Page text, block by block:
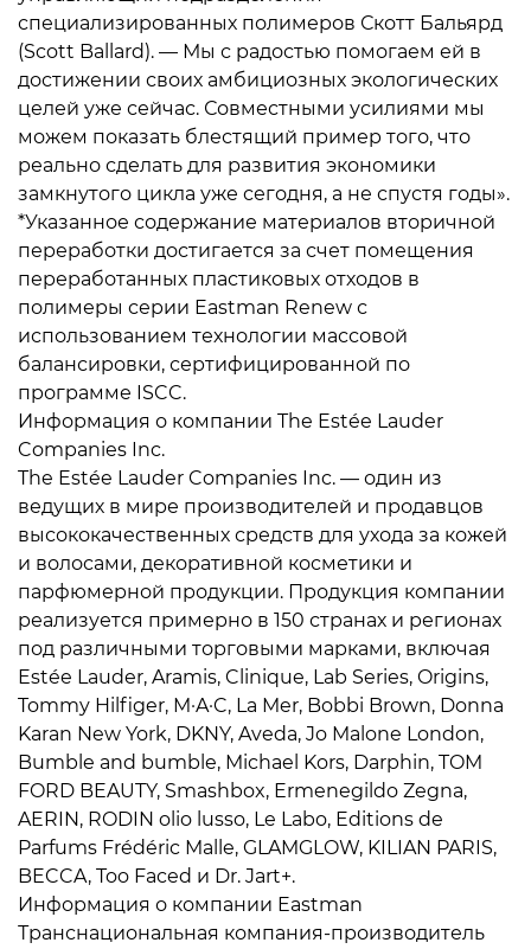
специализированных полимеров Скотт Бальярд
(Scott Ballard). — Мы с радостью помогаем ей в
достижении своих амбициозных экологических
целей уже сейчас. Совместными усилиями мы
можем показать блестящий пример того, что
реально сделать для развития экономики
замкнутого цикла уже сегодня, а не спустя годы».
*Указанное содержание материалов вторичной
переработки достигается за счет помещения
переработанных пластиковых отходов в
полимеры серии Eastman Renew с
использованием технологии массовой
балансировки, сертифицированной по
программе ISCC.
Информация о компании The Estée Lauder
Companies Inc.
The Estée Lauder Companies Inc. — один из
ведущих в мире производителей и продавцов
высококачественных средств для ухода за кожей
и волосами, декоративной косметики и
парфюмерной продукции. Продукция компании
реализуется примерно в 150 странах и регионах
под различными торговыми марками, включая
Estée Lauder, Aramis, Clinique, Lab Series, Origins,
Tommy Hilfiger, M·A·C, La Mer, Bobbi Brown, Donna
Karan New York, DKNY, Aveda, Jo Malone London,
Bumble and bumble, Michael Kors, Darphin, TOM
FORD BEAUTY, Smashbox, Ermenegildo Zegna,
AERIN, RODIN olio lusso, Le Labo, Editions de
Parfums Frédéric Malle, GLAMGLOW, KILIAN PARIS,
BECCA, Too Faced и Dr. Jart+.
Информация о компании Eastman
Транснациональная компания-производитель